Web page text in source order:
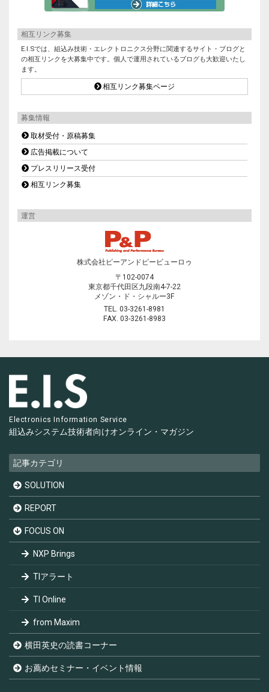
相互リンク募集
E.I.Sでは、組込み技術・エレクトロニクス分野に関連するサイト・ブログと
の相互リンクを大募集中です。個人で運用されているブログも大歓迎いたし
ます。
相互リンク募集ページ
募集情報
取材受付・原稿募集
広告掲載について
プレスリリース受付
相互リンク募集
運営
株式会社ピーアンドピービューロゥ
〒102-0074
東京都千代田区九段南4-7-22
メゾン・ド・シャルー3F
TEL. 03-3261-8981
FAX. 03-3261-8983
Electronics Information Service
組込みシステム技術者向けオンライン・マガジン
記事カテゴリ
SOLUTION
REPORT
FOCUS ON
NXP Brings
TIアラート
TI Online
from Maxim
横田英史の読書コーナー
お薦めセミナー・イベント情報